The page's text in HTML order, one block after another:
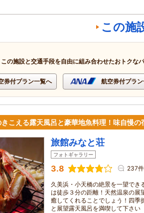
この施
この施設と交通手段を自由に組み合わせたおトクな
券付プラン一覧へ 航空券付プラ
こえる露天風呂と豪華地魚料理！味自慢の
旅館みなと荘
フォトギャラリー
3.8 237件
久美浜・小天橋の絶景を一望でき
は徒歩３分の距離！天然温泉の展
癒してくれることでしょう！四季
と展望露天風呂を満喫して下さい